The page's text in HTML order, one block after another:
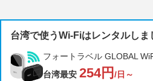
台湾で使うWi-Fiはレンタルしま
フォートラベル GLOBAL
台湾最安 254円 /日～